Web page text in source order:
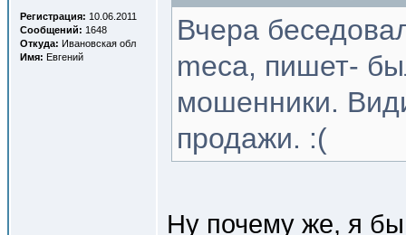
Регистрация: 10.06.2011
Сообщений: 1648
Откуда: Ивановская обл
Имя: Евгений
Вчера
mecа, пишет-
мошенники.
продажи. :(
Ну почему же, я